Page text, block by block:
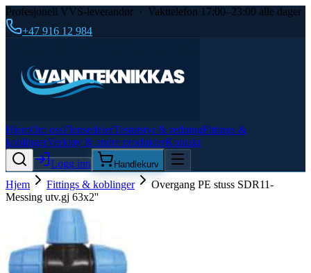
Profesjonell VVS-leverandør · Vakttelefon 17:00–23:00 alle dager
+47 916 12 984
HjemOm ossFlensedelerTestutstyr & redningFittings &
koblingerVerktøy & andre produkterKontakt
Logg inn
Handlekurv
Hjem Fittings & koblinger
Overgang PE stuss SDR11-
Messing utv.gj 63x2''